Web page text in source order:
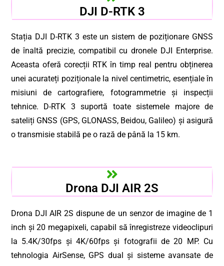
DJI D-RTK 3
Stația DJI D-RTK 3 este un sistem de poziționare GNSS
de înaltă precizie, compatibil cu dronele DJI Enterprise.
Aceasta oferă corecții RTK în timp real pentru obținerea
unei acurateți poziționale la nivel centimetric, esențiale în
misiuni de cartografiere, fotogrammetrie și inspecții
tehnice. D-RTK 3 suportă toate sistemele majore de
sateliți GNSS (GPS, GLONASS, Beidou, Galileo) și asigură
o transmisie stabilă pe o rază de până la 15 km.
Drona DJI AIR 2S
Drona DJI AIR 2S dispune de un senzor de imagine de 1
inch și 20 megapixeli, capabil să înregistreze videoclipuri
la 5.4K/30fps și 4K/60fps și fotografii de 20 MP. Cu
tehnologia AirSense, GPS dual și sisteme avansate de